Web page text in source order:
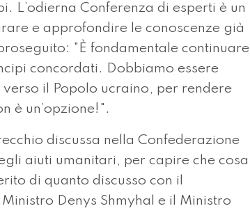
L’odierna Conferenza di esperti è un
e approfondire le conoscenze già
"È fondamentale continuare
concordati. Dobbiamo essere
il Popolo ucraino, per rendere
è un’opzione!".
discussa nella Confederazione
aiuti umanitari, per capire che cosa
di quanto discusso con il
Denys Shmyhal e il Ministro